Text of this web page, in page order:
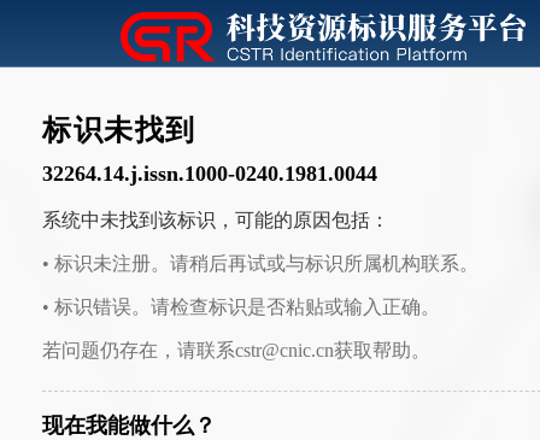
标识未找到
32264.14.j.issn.1000-0240.1981.0044
系统中未找到该标识，可能的原因包括：
• 标识未注册。请稍后再试或与标识所属机构联系。
• 标识错误。请检查标识是否粘贴或输入正确。
若问题仍存在，请联系cstr@cnic.cn获取帮助。
现在我能做什么？